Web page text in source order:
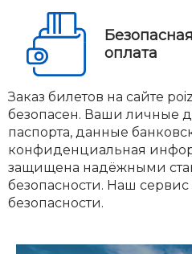
Безопасная
оплата
Заказ билетов на сайте
безопасен. Ваши личные
паспорта, данные
конфиденциальная
защищена надёжными
безопасности. Наш сервис
безопасности.